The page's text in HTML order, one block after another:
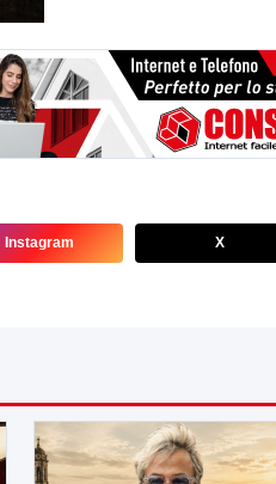
Instagram X